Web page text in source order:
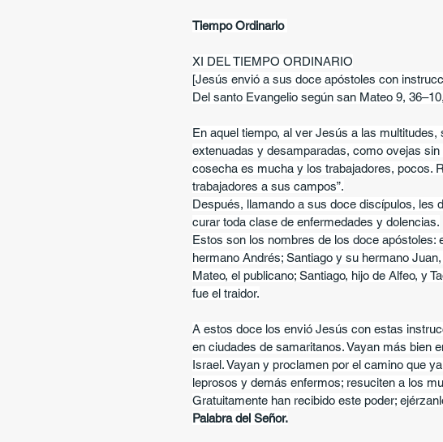
Tiempo Ordinario
XI DEL TIEMPO ORDINARIO
[Jesús envió a sus doce apóstoles con
Del santo Evangelio según san Mateo 9,
En aquel tiempo, al ver Jesús a las
extenuadas y desamparadas, como ovejas
cosecha es mucha y los trabajadores, pocos.
trabajadores a sus campos”.
Después, llamando a sus doce discípulos, les
curar toda clase de enfermedades y dolencias.
Estos son los nombres de los doce apóstoles:
hermano Andrés; Santiago y su hermano
Mateo, el publicano; Santiago, hijo de Alfeo, y
fue el traidor.
A estos doce los envió Jesús con estas
en ciudades de samaritanos. Vayan más bien
Israel. Vayan y proclamen por el camino que
leprosos y demás enfermos; resuciten a los
Gratuitamente han recibido este poder;
Palabra del Señor.